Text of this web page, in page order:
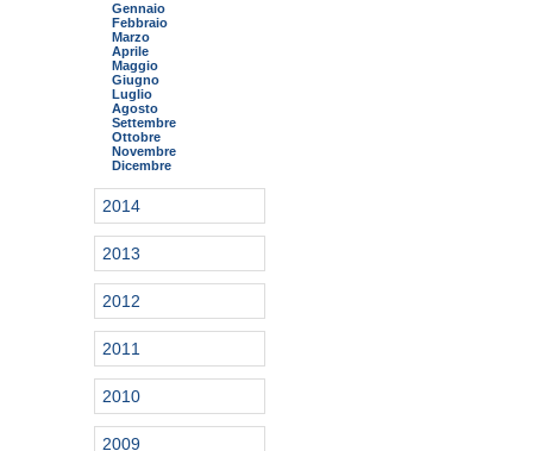
Gennaio
Febbraio
Marzo
Aprile
Maggio
Giugno
Luglio
Agosto
Settembre
Ottobre
Novembre
Dicembre
2014
2013
2012
2011
2010
2009